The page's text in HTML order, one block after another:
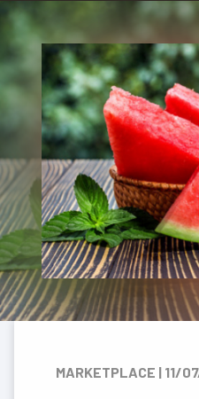
MARKETPLACE | 11/